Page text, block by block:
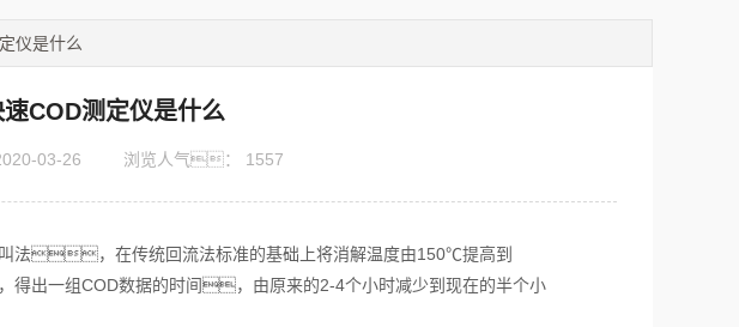
仪是什么
速COD测定仪是什么
03-26 浏览人气： 1557
法，在传统回流法标准的基础上将消解温度由150℃提高到
一组COD数据的时间，由原来的2-4个小时减少到现在的半个小